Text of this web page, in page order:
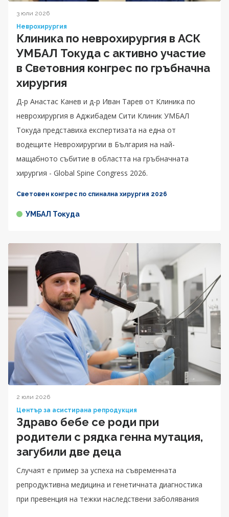
3 юли 2026
Неврохирургия
Клиника по неврохирургия в АСК
УМБАЛ Токуда с активно участие
в Световния конгрес по гръбначна
хирургия
Д-р Анастас Канев и д-р Иван Тарев от Клиника по
неврохирургия в Аджибадем Сити Клиник УМБАЛ
Токуда представиха експертизата на една от
водещите Неврохирургии в България на най-
мащабното събитие в областта на гръбначната
хирургия - Global Spine Congress 2026.
Световен конгрес по спинална хирургия 2026
УМБАЛ Токуда
2 юли 2026
Център за асистирана репродукция
Здраво бебе се роди при
родители с рядка генна мутация,
загубили две деца
Случаят е пример за успеха на съвременната
репродуктивна медицина и генетичната диагностика
при превенция на тежки наследствени заболявания